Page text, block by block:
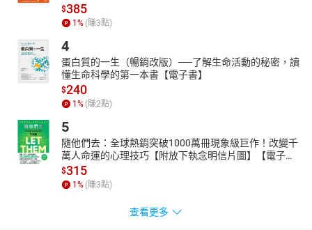
$385
1% (賺3點)
4
蛋白質的一生（暢銷改版）──了解生命活動的秘密，讀
懂生命科學的第一本書【電子書】
$240
1% (賺2點)
5
隨他們去：全球熱銷突破1000萬冊現象級巨作！改變千
萬人命運的心理技巧【附放下執念明信片圖】【電子
書】
$315
1% (賺3點)
查看更多